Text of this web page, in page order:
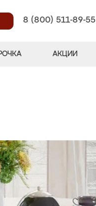
8 (800) 511-89-55
АКЦИИ